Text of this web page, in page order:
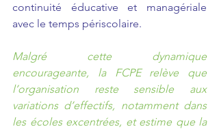
continuité éducative et managériale
avec le temps périscolaire.
Malgré cette dynamique
encourageante, la FCPE relève que
l’organisation reste sensible aux
variations d’effectifs, notamment dans
les écoles excentrées, et estime que la